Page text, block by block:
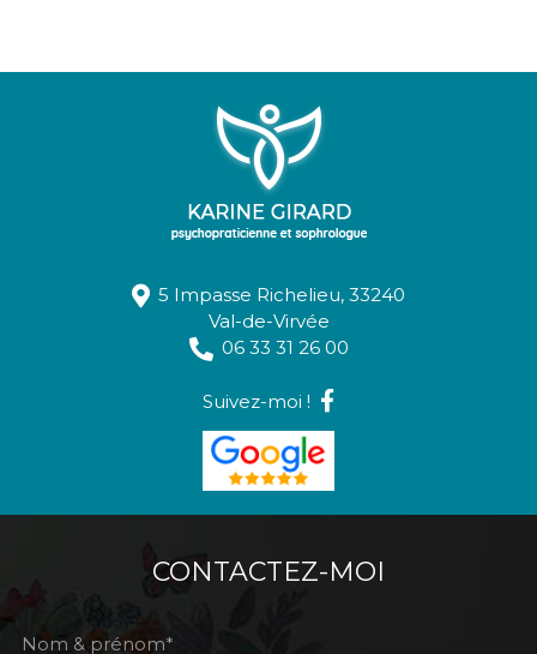
5 Impasse Richelieu, 33240
Val-de-Virvée
06 33 31 26 00
Suivez-moi !
CONTACTEZ-MOI